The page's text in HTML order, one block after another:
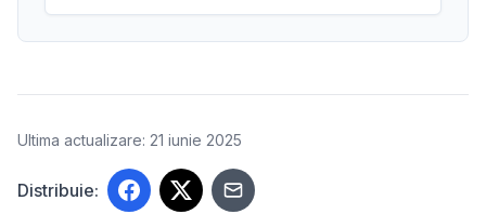
Ultima actualizare: 21 iunie 2025
Distribuie: